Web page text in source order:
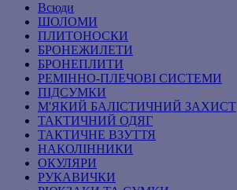
Всюди
ШОЛОМИ
ПЛИТОНОСКИ
БРОНЕЖИЛЕТИ
БРОНЕПЛИТИ
РЕМІННО-ПЛЕЧОВІ СИСТЕМИ
ПІДСУМКИ
М'ЯКИЙ БАЛІСТИЧНИЙ ЗАХИСТ
ТАКТИЧНИЙ ОДЯГ
ТАКТИЧНЕ ВЗУТТЯ
НАКОЛІННИКИ
ОКУЛЯРИ
РУКАВИЧКИ